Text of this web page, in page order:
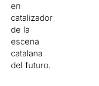
en
catalizador
de la
escena
catalana
del futuro.